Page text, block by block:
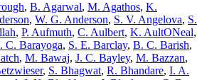
, B. Agarwal, M. Agathos, K.
, W. G. Anderson, S. V. Angelova, S.
, P. Aufmuth, C. Aulbert, K. AultONeal,
C. Barayoga, S. E. Barclay, B. C. Barish,
, M. Bawaj, J. C. Bayley, M. Bazzan,
, S. Bhagwat, R. Bhandare, I. A.